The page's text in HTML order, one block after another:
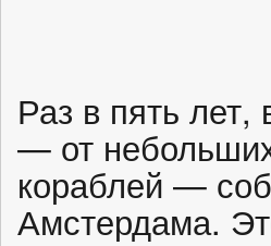
Раз в пять лет,
— от
кораблей —
Амстердама.